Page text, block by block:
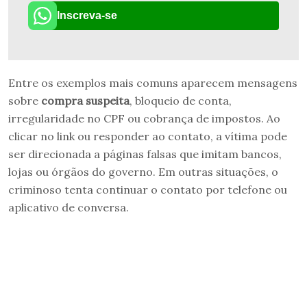
Inscreva-se
Entre os exemplos mais comuns aparecem mensagens
sobre compra suspeita, bloqueio de conta,
irregularidade no CPF ou cobrança de impostos. Ao
clicar no link ou responder ao contato, a vítima pode
ser direcionada a páginas falsas que imitam bancos,
lojas ou órgãos do governo. Em outras situações, o
criminoso tenta continuar o contato por telefone ou
aplicativo de conversa.